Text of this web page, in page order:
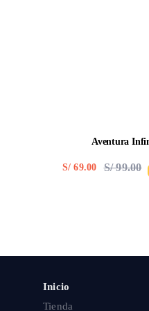
Aventura
S/99.00
S/ 69.00
Inicio
Tienda